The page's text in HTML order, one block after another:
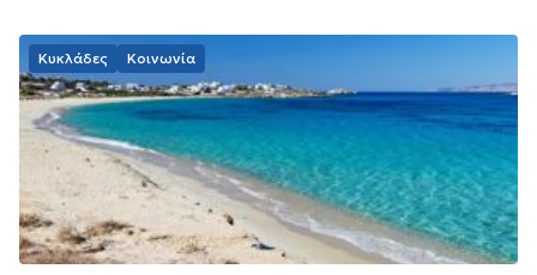
Κυκλάδες Κοινωνία